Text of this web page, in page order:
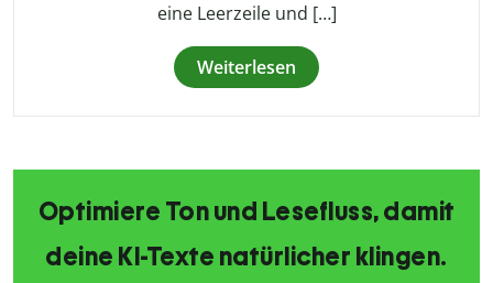
eine Leerzeile und […]
Weiterlesen
Optimiere Ton und Lesefluss, damit
deine KI-Texte natürlicher klingen.